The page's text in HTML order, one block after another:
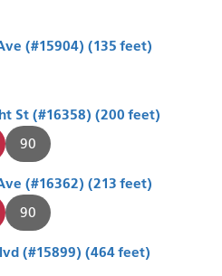
(#15904) (135 feet)
St (#16358) (200 feet)
90
(#16362) (213 feet)
90
(#15899) (464 feet)